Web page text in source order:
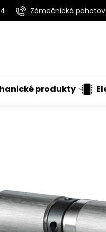
Zámečnická
produkty